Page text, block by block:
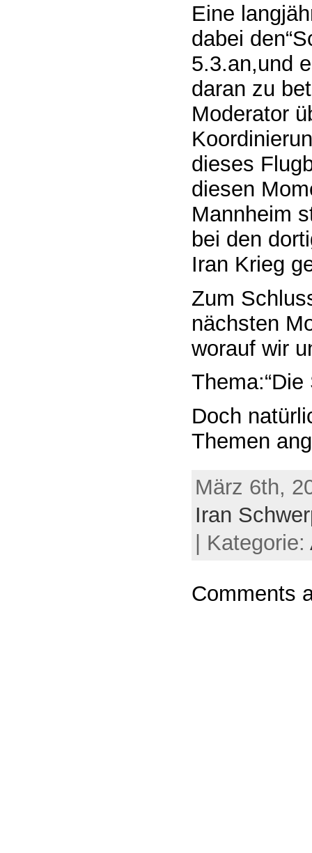
Eine
dabei
5.3.an,und
daran zu
Moderator
dieses
diesen
Mannheim
bei den
Iran Krieg
Zum
nächsten
worauf wir
Doch
Themen
März 6th,
Iran
| Kategorie:
Comments